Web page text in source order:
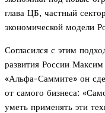
глава ЦБ, частный
экономической модели
Согласился с этим
развития России
«Альфа-Саммите» он
от самого бизнеса:
уметь применять эти